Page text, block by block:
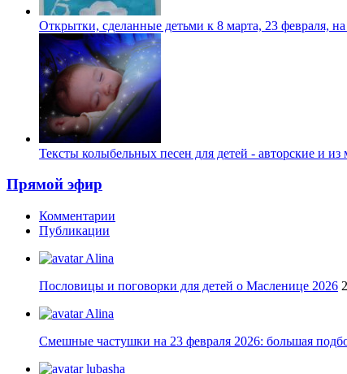
Открытки, сделанные детьми к 8 марта, 23 февраля,
Тексты колыбельных песен для детей - авторские и
Прямой эфир
Комментарии
Публикации
Alina
Пословицы и поговорки для детей о Масленице 2026 2
Alina
Смешные частушки на 23 февраля 2026: большая
lubasha